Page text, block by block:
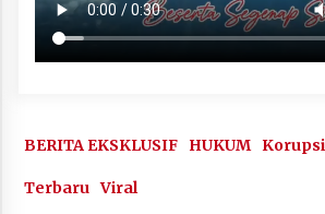
BERITA EKSKLUSIF HUKUM Korupsi
Terbaru Viral